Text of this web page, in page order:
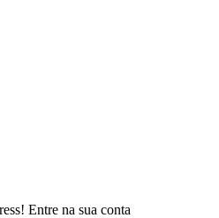
Entre na sua conta